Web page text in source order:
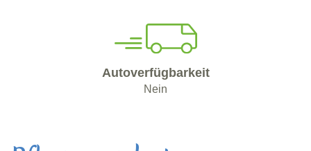
Autoverfügbarkeit
Nein